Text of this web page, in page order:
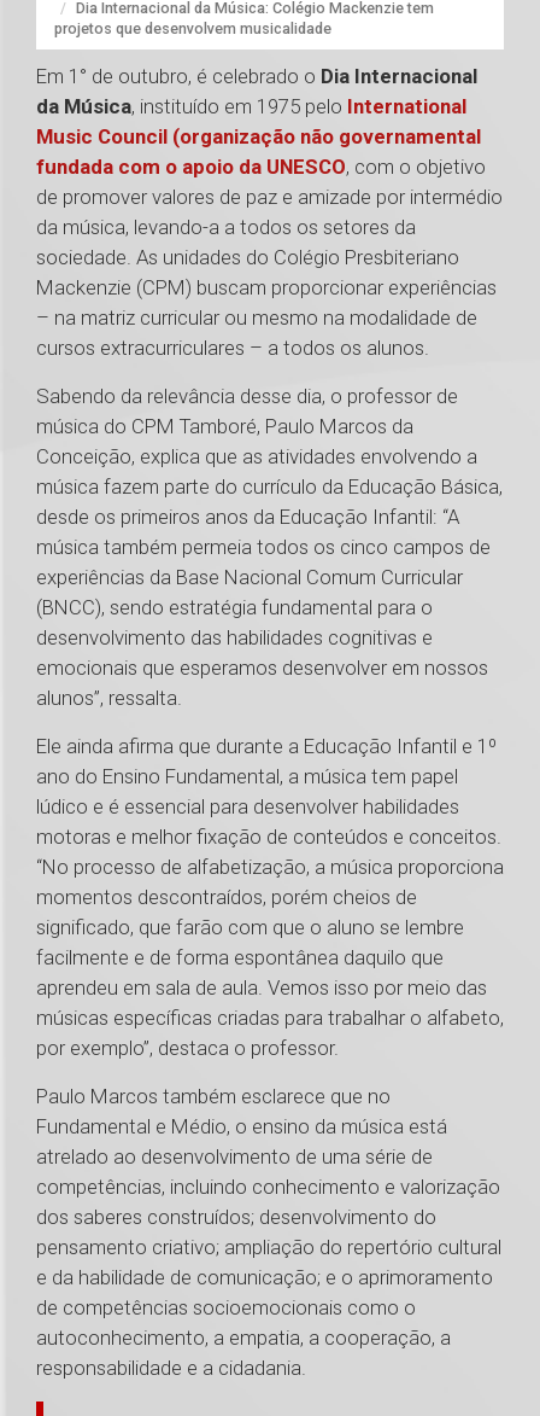
Dia Internacional da Música: Colégio Mackenzie tem
projetos que desenvolvem musicalidade
Em 1° de outubro, é celebrado o Dia Internacional
da Música, instituído em 1975 pelo International
Music Council (organização não governamental
fundada com o apoio da UNESCO, com o objetivo
de promover valores de paz e amizade por intermédio
da música, levando-a a todos os setores da
sociedade. As unidades do Colégio Presbiteriano
Mackenzie (CPM) buscam proporcionar experiências
– na matriz curricular ou mesmo na modalidade de
cursos extracurriculares – a todos os alunos.
Sabendo da relevância desse dia, o professor de
música do CPM Tamboré, Paulo Marcos da
Conceição, explica que as atividades envolvendo a
música fazem parte do currículo da Educação Básica,
desde os primeiros anos da Educação Infantil: “A
música também permeia todos os cinco campos de
experiências da Base Nacional Comum Curricular
(BNCC), sendo estratégia fundamental para o
desenvolvimento das habilidades cognitivas e
emocionais que esperamos desenvolver em nossos
alunos”, ressalta.
Ele ainda afirma que durante a Educação Infantil e 1º
ano do Ensino Fundamental, a música tem papel
lúdico e é essencial para desenvolver habilidades
motoras e melhor fixação de conteúdos e conceitos.
“No processo de alfabetização, a música proporciona
momentos descontraídos, porém cheios de
significado, que farão com que o aluno se lembre
facilmente e de forma espontânea daquilo que
aprendeu em sala de aula. Vemos isso por meio das
músicas específicas criadas para trabalhar o alfabeto,
por exemplo”, destaca o professor.
Paulo Marcos também esclarece que no
Fundamental e Médio, o ensino da música está
atrelado ao desenvolvimento de uma série de
competências, incluindo conhecimento e valorização
dos saberes construídos; desenvolvimento do
pensamento criativo; ampliação do repertório cultural
e da habilidade de comunicação; e o aprimoramento
de competências socioemocionais como o
autoconhecimento, a empatia, a cooperação, a
responsabilidade e a cidadania.